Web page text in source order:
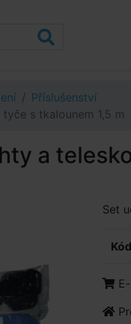
Příslušenství
s tkalounem 1,5 m
a
Set